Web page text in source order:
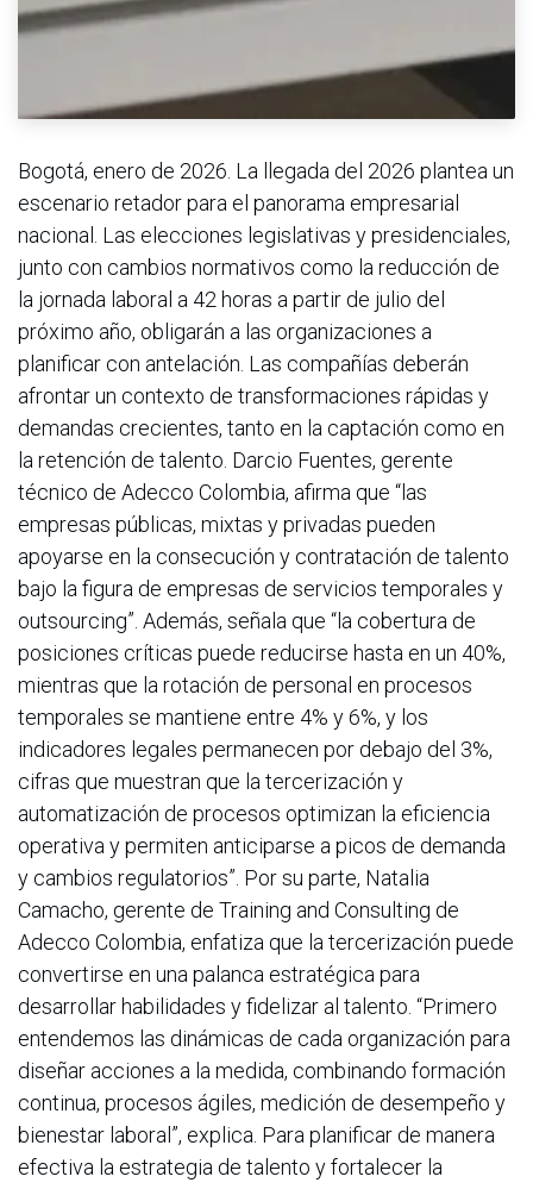
Bogotá, enero de 2026. La llegada del 2026 plantea un
escenario retador para el panorama empresarial
nacional. Las elecciones legislativas y presidenciales,
junto con cambios normativos como la reducción de
la jornada laboral a 42 horas a partir de julio del
próximo año, obligarán a las organizaciones a
planificar con antelación. Las compañías deberán
afrontar un contexto de transformaciones rápidas y
demandas crecientes, tanto en la captación como en
la retención de talento. Darcio Fuentes, gerente
técnico de Adecco Colombia, afirma que “las
empresas públicas, mixtas y privadas pueden
apoyarse en la consecución y contratación de talento
bajo la figura de empresas de servicios temporales y
outsourcing”. Además, señala que “la cobertura de
posiciones críticas puede reducirse hasta en un 40%,
mientras que la rotación de personal en procesos
temporales se mantiene entre 4% y 6%, y los
indicadores legales permanecen por debajo del 3%,
cifras que muestran que la tercerización y
automatización de procesos optimizan la eficiencia
operativa y permiten anticiparse a picos de demanda
y cambios regulatorios”. Por su parte, Natalia
Camacho, gerente de Training and Consulting de
Adecco Colombia, enfatiza que la tercerización puede
convertirse en una palanca estratégica para
desarrollar habilidades y fidelizar al talento. “Primero
entendemos las dinámicas de cada organización para
diseñar acciones a la medida, combinando formación
continua, procesos ágiles, medición de desempeño y
bienestar laboral”, explica. Para planificar de manera
efectiva la estrategia de talento y fortalecer la